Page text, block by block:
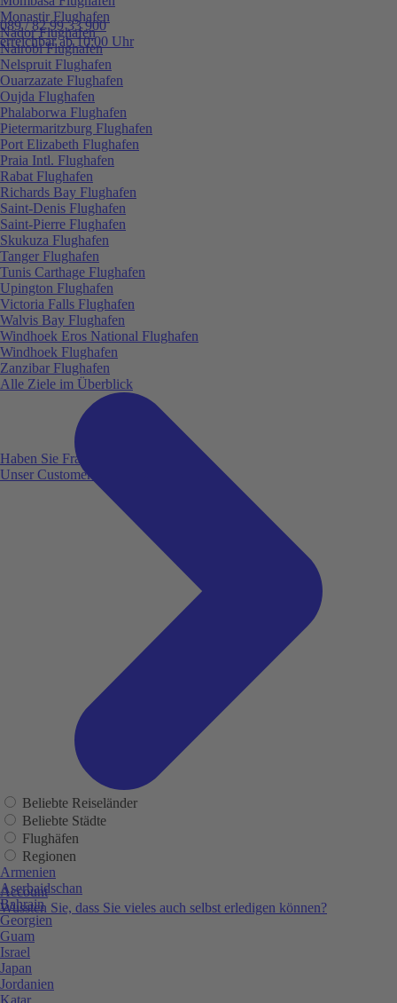
089 / 82 99 33 900
erreichbar ab 10:00 Uhr
Haben Sie Fragen?
Unser Customer Service ist für Sie da!
Account
Wussten Sie, dass Sie vieles auch selbst erledigen können?
Monastir Flughafen
Nador Flughafen
Nairobi Flughafen
Nelspruit Flughafen
Ouarzazate Flughafen
Oujda Flughafen
Phalaborwa Flughafen
Pietermaritzburg Flughafen
Port Elizabeth Flughafen
Praia Intl. Flughafen
Rabat Flughafen
Richards Bay Flughafen
Saint-Denis Flughafen
Saint-Pierre Flughafen
Skukuza Flughafen
Tanger Flughafen
Tunis Carthage Flughafen
Upington Flughafen
Victoria Falls Flughafen
Walvis Bay Flughafen
Windhoek Eros National Flughafen
Windhoek Flughafen
Zanzibar Flughafen
Alle Ziele im Überblick
Beliebte Reiseländer
Beliebte Städte
Flughäfen
Regionen
Armenien
Aserbaidschan
Bahrain
Georgien
Guam
Israel
Japan
Jordanien
Katar